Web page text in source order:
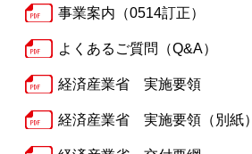
事業案内（0514訂正）
よくあるご質問（Q&A）
経済産業省 実施要領
経済産業省 実施要領（別紙）